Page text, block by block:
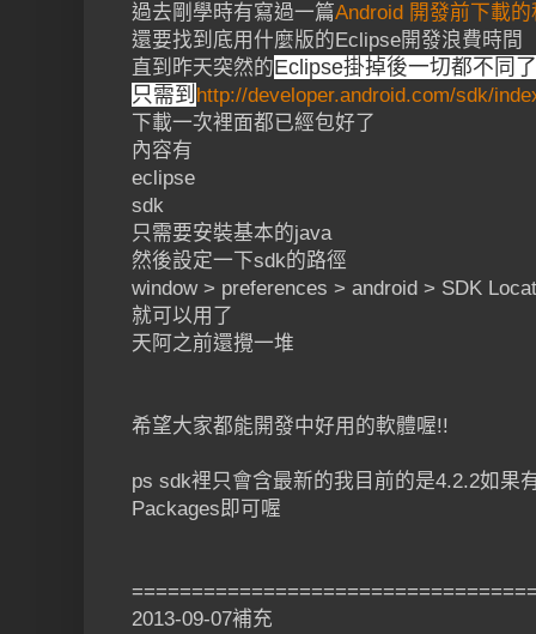
過去剛學時有寫過一篇Android 開發前下載
還要找到底用什麼版的Eclipse開發浪費時間
直到昨天突然的Eclipse掛掉後一切都不同了
只需到 http://developer.android.com/sdk/
下載一次裡面都已經包好了
內容有
eclipse
sdk
只需要安裝基本的java
然後設定一下sdk的路徑
window > preferences > android > SDK
就可以用了
天阿之前還攪一堆
希望大家都能開發中好用的軟體喔!!
ps sdk裡只會含最新的我目前的是4.2.2如果
Packages即可喔
2013-09-07補充